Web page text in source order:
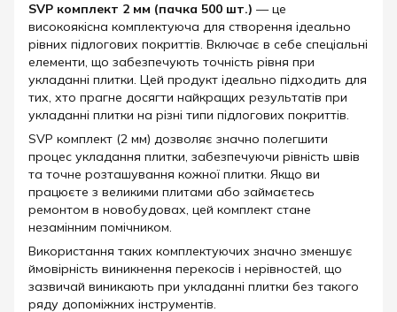
SVP комплект 2 мм (пачка 500 шт.) — це
високоякісна комплектуюча для створення ідеально
рівних підлогових покриттів. Включає в себе спеціальні
елементи, що забезпечують точність рівня при
укладанні плитки. Цей продукт ідеально підходить для
тих, хто прагне досягти найкращих результатів при
укладанні плитки на різні типи підлогових покриттів.
SVP комплект (2 мм) дозволяє значно полегшити
процес укладання плитки, забезпечуючи рівність швів
та точне розташування кожної плитки. Якщо ви
працюєте з великими плитами або займаєтесь
ремонтом в новобудовах, цей комплект стане
незамінним помічником.
Використання таких комплектуючих значно зменшує
ймовірність виникнення перекосів і нерівностей, що
зазвичай виникають при укладанні плитки без такого
ряду допоміжних інструментів.